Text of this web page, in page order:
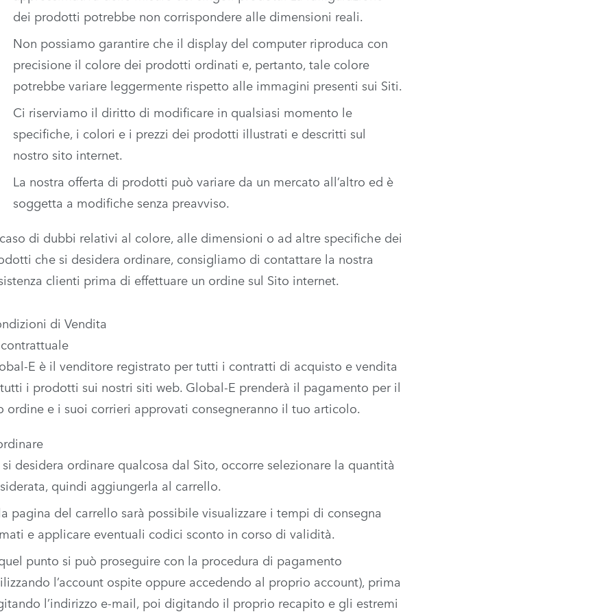
dei prodotti potrebbe non corrispondere alle dimensioni reali.
Non possiamo garantire che il display del computer riproduca con
precisione il colore dei prodotti ordinati e, pertanto, tale colore
potrebbe variare leggermente rispetto alle immagini presenti sui Siti.
Ci riserviamo il diritto di modificare in qualsiasi momento le
specifiche, i colori e i prezzi dei prodotti illustrati e descritti sul
nostro sito internet.
La nostra offerta di prodotti può variare da un mercato all’altro ed è
soggetta a modifiche senza preavviso.
di dubbi relativi al colore, alle dimensioni o ad altre specifiche dei
che si desidera ordinare, consigliamo di contattare la nostra
clienti prima di effettuare un ordine sul Sito internet.
di Vendita
E è il venditore registrato per tutti i contratti di acquisto e vendita
i prodotti sui nostri siti web. Global-E prenderà il pagamento per il
ordine e i suoi corrieri approvati consegneranno il tuo articolo.
si desidera ordinare qualcosa dal Sito, occorre selezionare la quantità
quindi aggiungerla al carrello.
pagina del carrello sarà possibile visualizzare i tempi di consegna
e applicare eventuali codici sconto in corso di validità.
punto si può proseguire con la procedura di pagamento
l’account ospite oppure accedendo al proprio account), prima
l’indirizzo e-mail, poi digitando il proprio recapito e gli estremi